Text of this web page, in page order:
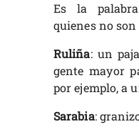
Es la
quienes no son
Ruliña: un
gente mayor
por ejemplo, a
Sarabia: